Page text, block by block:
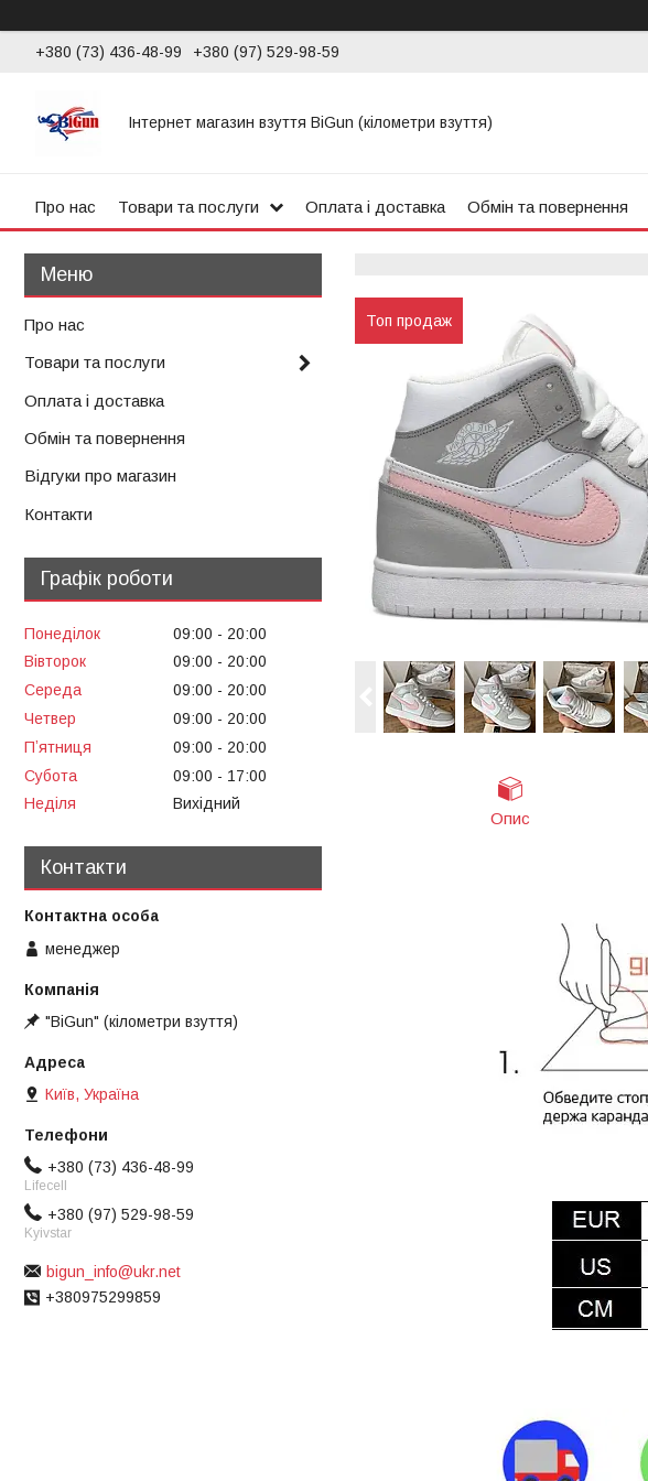
+380 (73) 436-48-99 +380 (97) 529-98-59
Інтернет магазин взуття BiGun (кілометри взуття)
Про нас Товари та послуги Оплата і доставка Обмін та повернення
Топ продаж
Опис
Про нас
Товари та послуги
Оплата і доставка
Обмін та повернення
Відгуки про магазин
Контакти
Графік роботи
Понеділок 09:00
20:00
Вівторок
09:00
20:00
Середа
09:00
20:00
Четвер
09:00
20:00
Пʼятниця
09:00
20:00
Субота
09:00
17:00
Неділя
Вихідний
Контакти
менеджер
"BiGun" (кілометри взуття)
Київ, Україна
+380 (73) 436-48-99
Lifecell
+380 (97) 529-98-59
Kyivstar
bigun_info@ukr.net
+380975299859